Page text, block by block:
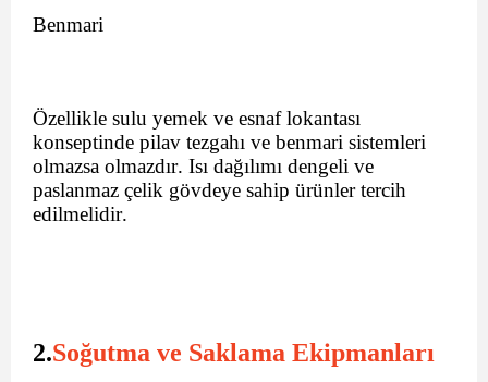
Benmari
Özellikle sulu yemek ve esnaf lokantası
konseptinde pilav tezgahı ve benmari sistemleri
olmazsa olmazdır. Isı dağılımı dengeli ve
paslanmaz çelik gövdeye sahip ürünler tercih
edilmelidir.
2.Soğutma ve Saklama Ekipmanları